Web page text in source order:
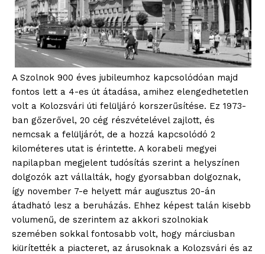
A Szolnok 900 éves jubileumhoz kapcsolódóan majd
fontos lett a 4-es út átadása, amihez elengedhetetlen
volt a Kolozsvári úti felüljáró korszerűsítése. Ez 1973-
ban gőzerővel, 20 cég részvételével zajlott, és
nemcsak a felüljárót, de a hozzá kapcsolódó 2
kilométeres utat is érintette. A korabeli megyei
napilapban megjelent tudósítás szerint a helyszínen
dolgozók azt vállalták, hogy gyorsabban dolgoznak,
így november 7-e helyett már augusztus 20-án
átadható lesz a beruházás. Ehhez képest talán kisebb
volumenű, de szerintem az akkori szolnokiak
szemében sokkal fontosabb volt, hogy márciusban
kiürítették a piacteret, az árusoknak a Kolozsvári és az